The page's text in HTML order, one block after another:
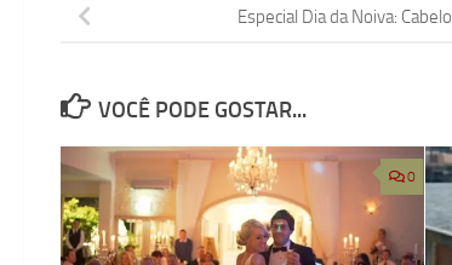
Especial Dia da Noiva: Cabelo
VOCÊ PODE GOSTAR...
0